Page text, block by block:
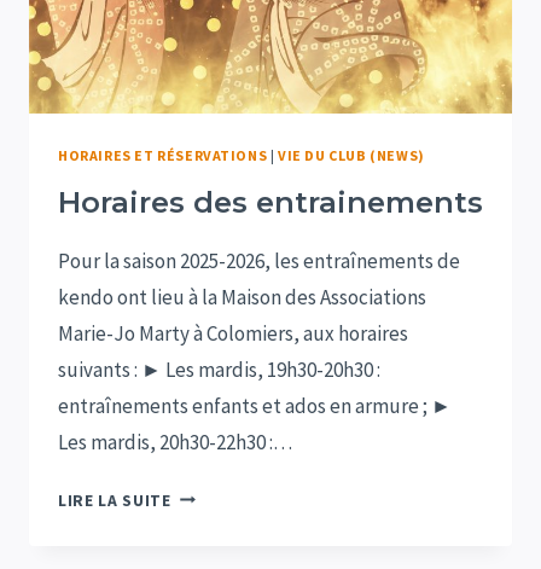
HORAIRES ET RÉSERVATIONS |VIE DU CLUB (NEWS)
Horaires des entrainements
Pour la saison 2025-2026, les entraînements de
kendo ont lieu à la Maison des Associations
Marie-Jo Marty à Colomiers, aux horaires
suivants : ► Les mardis, 19h30-20h30 :
entraînements enfants et ados en armure ; ►
Les mardis, 20h30-22h30 :…
LIRE LA SUITEHORAIRES